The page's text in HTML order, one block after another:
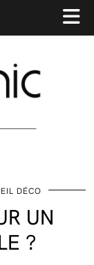
DÉCO
UN
?